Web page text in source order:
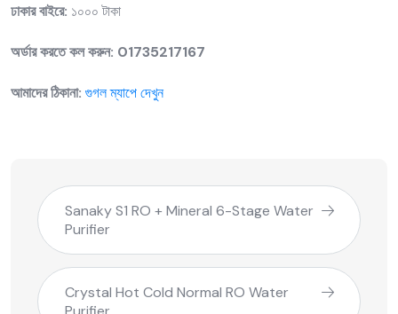
ঢাকার বাইরে: ১০০০ টাকা
অর্ডার করতে কল করুন: 01735217167
আমাদের ঠিকানা: গুগল ম্যাপে দেখুন
Sanaky S1 RO + Mineral 6-Stage Water
Purifier
Crystal Hot Cold Normal RO Water